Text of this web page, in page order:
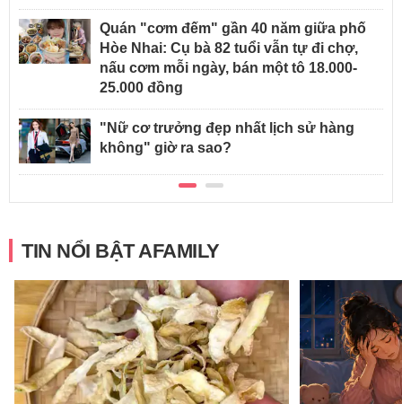
Quán "cơm đếm" gần 40 năm giữa phố
Hòe Nhai: Cụ bà 82 tuổi vẫn tự đi chợ,
nấu cơm mỗi ngày, bán một tô 18.000-
25.000 đồng
"Nữ cơ trưởng đẹp nhất lịch sử hàng
không" giờ ra sao?
TIN NỔI BẬT AFAMILY